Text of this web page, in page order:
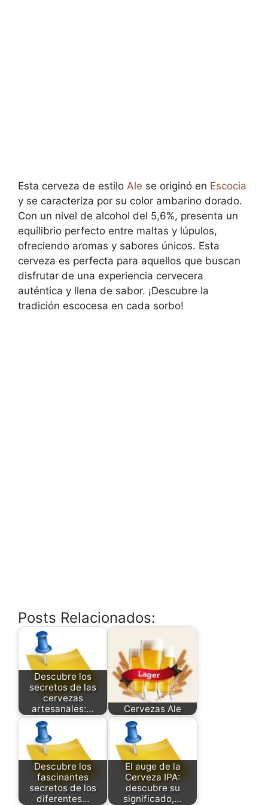
Esta cerveza de estilo Ale se originó en Escocia
y se caracteriza por su color ambarino dorado.
Con un nivel de alcohol del 5,6%, presenta un
equilibrio perfecto entre maltas y lúpulos,
ofreciendo aromas y sabores únicos. Esta
cerveza es perfecta para aquellos que buscan
disfrutar de una experiencia cervecera
auténtica y llena de sabor. ¡Descubre la
tradición escocesa en cada sorbo!
Posts Relacionados:
Descubre los
secretos de las
cervezas
artesanales:…
Cervezas Ale
Descubre los
fascinantes
secretos de los
diferentes…
El auge de la
Cerveza IPA:
descubre su
significado,…